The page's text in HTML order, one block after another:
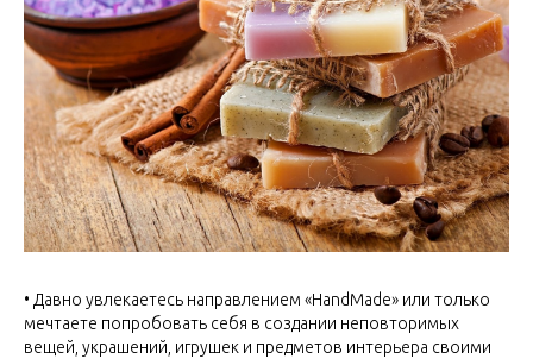
• Давно увлекаетесь направлением «HandMade» или только
мечтаете попробовать себя в создании неповторимых
вещей, украшений, игрушек и предметов интерьера своими